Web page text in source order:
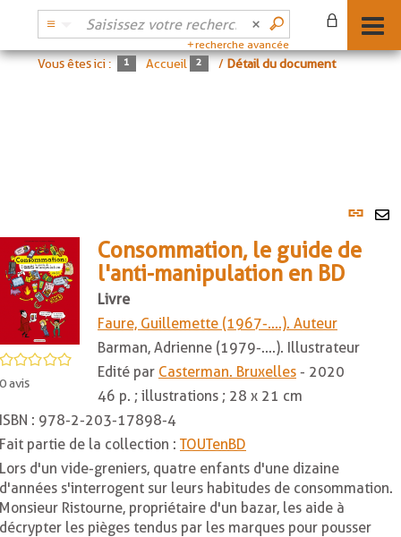
recherche avancée
Vous êtes ici : Accueil /Détail du document
Lien
5
0avis
Consommation, le guide de
l'anti-manipulation en BD
Livre
Faure, Guillemette (1967-....). Auteur
Barman, Adrienne (1979-....). Illustrateur
Edité par Casterman. Bruxelles - 2020
46 p. ; illustrations ; 28 x 21 cm
ISBN : 978-2-203-17898-4
Fait partie de la collection : TOUTenBD
Lors d'un vide-greniers, quatre enfants d'une dizaine
d'années s'interrogent sur leurs habitudes de consommation.
Monsieur Ristourne, propriétaire d'un bazar, les aide à
décrypter les pièges tendus par les marques pour pousser